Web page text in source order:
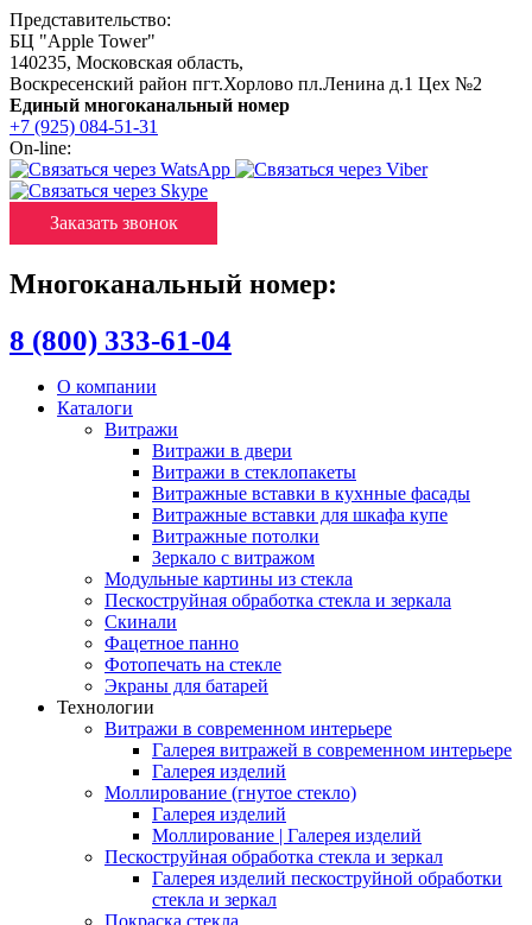
Представительство:
БЦ "Apple Tower"
140235, Московская область,
Воскресенский район пгт.Хорлово пл.Ленина д.1 Цех №2
Единый многоканальный номер
+7 (925) 084-51-31
On-line:
Заказать звонок
Многоканальный номер:
8 (800) 333-61-04
О компании
Каталоги
Витражи
Витражи в двери
Витражи в стеклопакеты
Витражные вставки в кухнные фасады
Витражные вставки для шкафа купе
Витражные потолки
Зеркало с витражом
Модульные картины из стекла
Пескоструйная обработка стекла и зеркала
Скинали
Фацетное панно
Фотопечать на стекле
Экраны для батарей
Технологии
Витражи в современном интерьере
Галерея витражей в современном интерьере
Галерея изделий
Моллирование (гнутое стекло)
Галерея изделий
Моллирование | Галерея изделий
Пескоструйная обработка стекла и зеркал
Галерея изделий пескоструйной обработки
стекла и зеркал
Покраска стекла